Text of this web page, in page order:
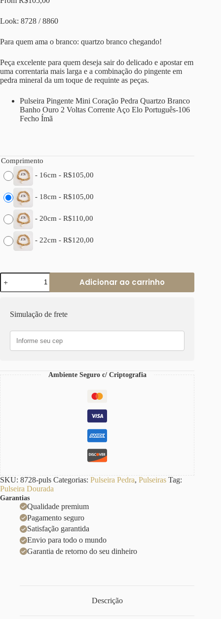
Look: 8728 / 8860
Para quem ama o branco: quartzo branco chegando!
Peça excelente para quem deseja sair do delicado e apostar em
uma correntaria mais larga e a combinação do pingente em
pedra mineral da um toque de requinte as peças.
Pulseira Pingente Mini Coração Pedra Quartzo Branco
Banho Ouro 2 Voltas Corrente Aço Elo Português-106
Fecho Ímã
Comprimento
- 16cm - R$105,00
- 18cm - R$105,00
- 20cm - R$110,00
- 22cm - R$120,00
Pulseira
Pingente
Mini
Quartzo
Banho
Adicionar ao carrinho
Simulação de frete
Ambiente Seguro c/ Criptografia
SKU: 8728-puls Categorias: Pulseira Pedra, Pulseiras Tag:
Pulseira Dourada
Garantias
Qualidade premium
Pagamento seguro
Satisfação garantida
Envio para todo o mundo
Garantia de retorno do seu dinheiro
Descrição